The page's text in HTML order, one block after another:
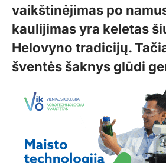
vaikštinėjimas po
kaulijimas yra keletas
Helovyno tradicijų.
šventės šaknys glūdi